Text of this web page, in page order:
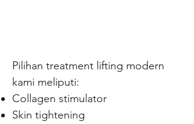
Pilihan treatment lifting modern
kami meliputi:
Collagen stimulator
Skin tightening